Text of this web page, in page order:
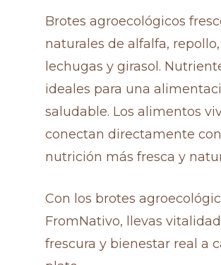
Brotes agroecológicos
naturales de alfalfa, repollo,
lechugas y girasol.
ideales para una
saludable. Los alimentos
conectan directamente
nutrición más fresca y
Con los brotes
FromNativo, llevas
frescura y bienestar real a